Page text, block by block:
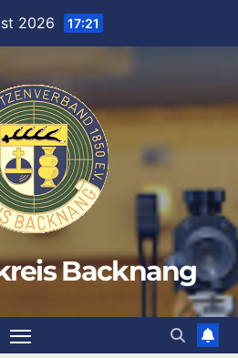
2026 17:21
Backnang